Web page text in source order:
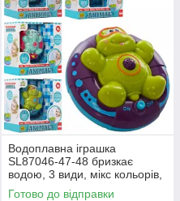
Водоплавна іграшка
SL87046-47-48 бризкає
водою, 3 види, мікс кольорів,
в коробці, 16-16-8 см.
Готово до відправки